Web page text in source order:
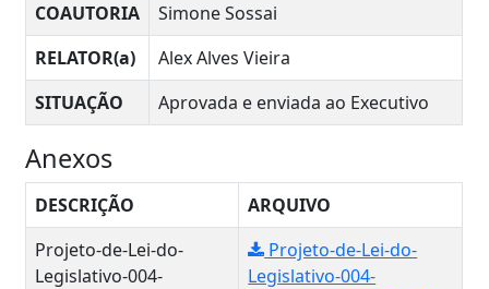
COAUTORIA
Simone Sossai
RELATOR(a)
Alex Alves Vieira
SITUAÇÃO
Aprovada e enviada ao Executivo
Anexos
DESCRIÇÃO
ARQUIVO
Projeto-de-Lei-do-
Legislativo-004-
Projeto-de-Lei-do-
Legislativo-004-